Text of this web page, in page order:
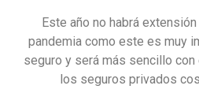
Este año no habrá
pandemia como este es muy
seguro y será más sencillo con
los seguros privados